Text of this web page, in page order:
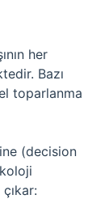
her
Bazı
toparlanma
(decision